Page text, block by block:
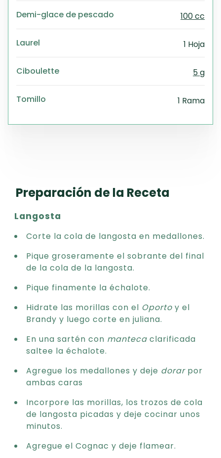
Demi-glace de pescado 100 cc
Laurel 1 Hoja
Ciboulette 5 g
Tomillo 1 Rama
Preparación de la Receta
Langosta
Corte la cola de langosta en medallones.
Pique groseramente el sobrante del final
de la cola de la langosta.
Pique finamente la échalote.
Hidrate las morillas con el Oporto y el
Brandy y luego corte en juliana.
En una sartén con manteca clarificada
saltee la échalote.
Agregue los medallones y deje dorarpor
ambas caras
Incorpore las morillas, los trozos de cola
de langosta picadas y deje cocinar unos
minutos.
Agregue el Cognac y deje flamear.